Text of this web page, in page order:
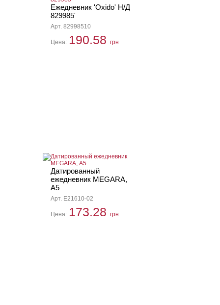
Ежедневник 'Oxido' Н/Д
829985'
Арт. 82998510
Цена: 190.58 грн
Датированный
ежедневник MEGARA,
А5
Арт. E21610-02
Цена: 173.28 грн